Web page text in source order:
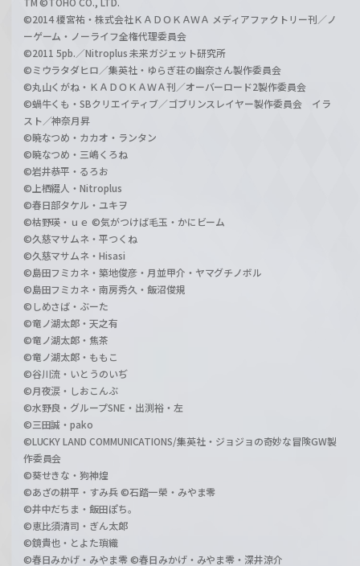
©2014 榎宮祐・株式会社ＫＡＤＯＫＡＷＡ メディアファクトリー刊／ノ
ーゲーム・ノーライフ全権代理委員会
©2011 5pb.／Nitroplus 未来ガジェット研究所
©ミウラタダヒロ／集英社・ゆらぎ荘の幽奈さん製作委員会
©丸山くがね・ＫＡＤＯＫＡＷＡ刊／オーバーロード2製作委員会
©蝸牛くも・SBクリエイティブ／ゴブリンスレイヤー製作委員会 イラ
スト／神奈月昇
©暁なつめ・カカオ・ランタン
©暁なつめ・三嶋くろね
©岩井恭平・るろお
©上栖綴人・Nitroplus
©春日部タケル・ユキヲ
©枯野瑛・ｕｅ ©気がつけば毛玉・かにビーム
©久慈マサムネ・平つくね
©久慈マサムネ・Hisasi
©島田フミカネ・築地俊彦・月並甲介・ヤマグチノボル
©島田フミカネ・南房秀久・飯沼俊規
©しめさば・ぶーた
©竜ノ湖太郎・天之有
©竜ノ湖太郎・焦茶
©竜ノ湖太郎・ももこ
©谷川流・いとうのいぢ
©月夜涙・しおこんぶ
©水野良・グループSNE・出渕裕・左
©三田誠・pako
©LUCKY LAND COMMUNICATIONS/集英社・ジョジョの奇妙な冒険GW製
作委員会
©葵せきな・狗神煌
©あざの耕平・すみ兵 ©石踏一榮・みやま零
©井中だちま・飯田ぽち。
©恵比須清司・ぎん太郎
©鏡貴也・とよた瑣織
©春日みかげ・みやま零 ©春日みかげ・みやま零・深井涼介